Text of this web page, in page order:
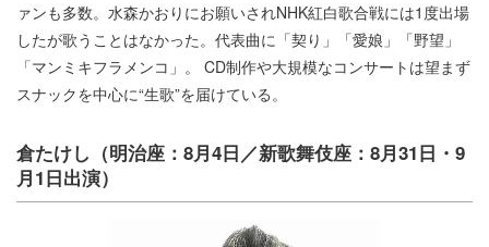
ァンも多数。水森かおりにお願いされNHK紅白歌合戦には1度出場
したが歌うことはなかった。代表曲に「契り」「愛娘」「野望」
「マンミキフラメンコ」。 CD制作や大規模なコンサートは望まず
スナックを中心に“生歌”を届けている。
倉たけし（明治座：8月4日／新歌舞伎座：8月31日・9
月1日出演）